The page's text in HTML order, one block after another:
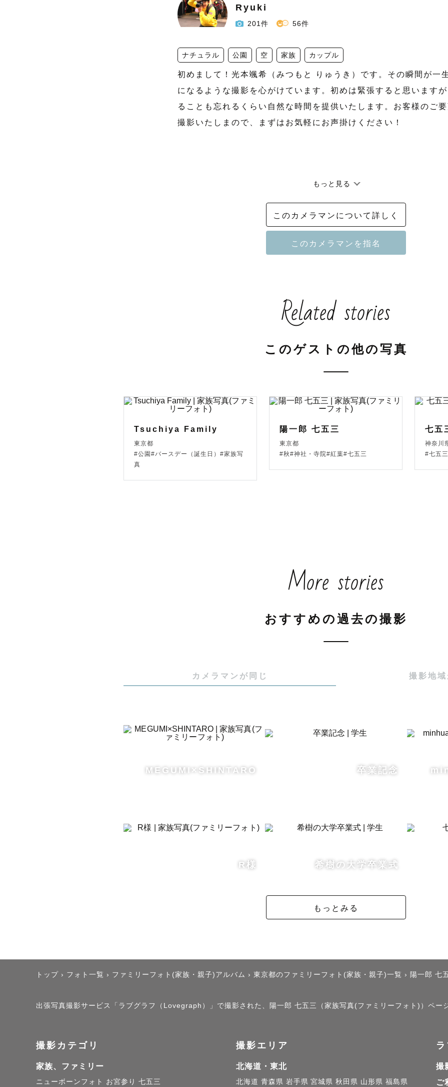
Ryuki
201件 56件
ナチュラル 公園 空 家族 カップル
初めまして！光本颯希（みつもと りゅうき）です。その瞬間が一
になるような撮影を心がけています。初めは緊張すると思います
ることも忘れるくらい自然な時間を提供いたします。お客様のご
撮影いたしまので、まずはお気軽にお声掛けください！
もっと見る
このカメラマンについて詳しく
Related stories
このゲストの他の写真
Tsuchiya Family
東京都
#公園#バースデー（誕生日）#家族写
真
陽一郎 七五三
東京都
#秋#神社・寺院#紅葉#七五三
七五
神奈川
#七五
More stories
おすすめの過去の撮影
カメラマンが同じ 撮影地域
MEGUMI×SHINTARO 卒業記念
R様 希樹の大学卒業式
もっとみる
トップ › フォト一覧 › ファミリーフォト(家族・親子)アルバム › 東京都のファミリーフォト(家族・親子)一覧 › 陽一郎 七
出張写真撮影サービス「ラブグラフ（Lovegraph）」で撮影された、陽一郎 七五三（家族写真(ファミリーフォト)）ペー
撮影カテゴリ
家族、ファミリー
ニューボーンフォト お宮参り 七五三
撮影エリア
北海道・東北
北海道 青森県 岩手県 宮城県 秋田県 山形県 福島県
撮
ご